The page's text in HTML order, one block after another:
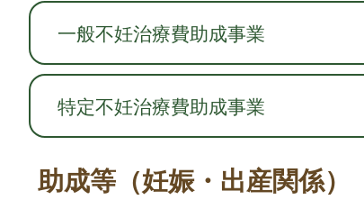
一般不妊治療費助成事業
特定不妊治療費助成事業
助成等（妊娠・出産関係）